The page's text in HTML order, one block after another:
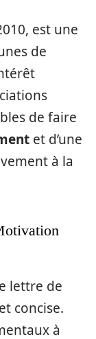
est une
de
de faire
et d’une
à la
lettre de
concise.
à